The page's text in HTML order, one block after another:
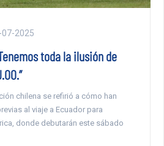
07-2025
toda la ilusión de
chilena se refirió a cómo han
al viaje a Ecuador para
donde debutarán este sábado